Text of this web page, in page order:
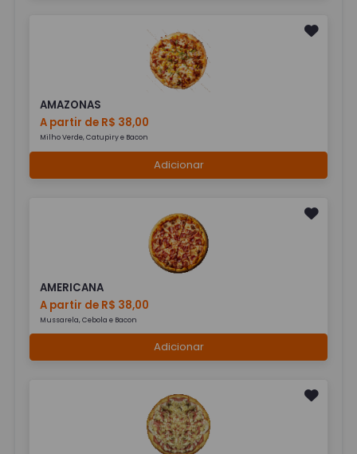
AMAZONAS
A partir de R$ 38,00
Milho Verde, Catupiry e Bacon
Adicionar
AMERICANA
A partir de R$ 38,00
Mussarela, Cebola e Bacon
Adicionar